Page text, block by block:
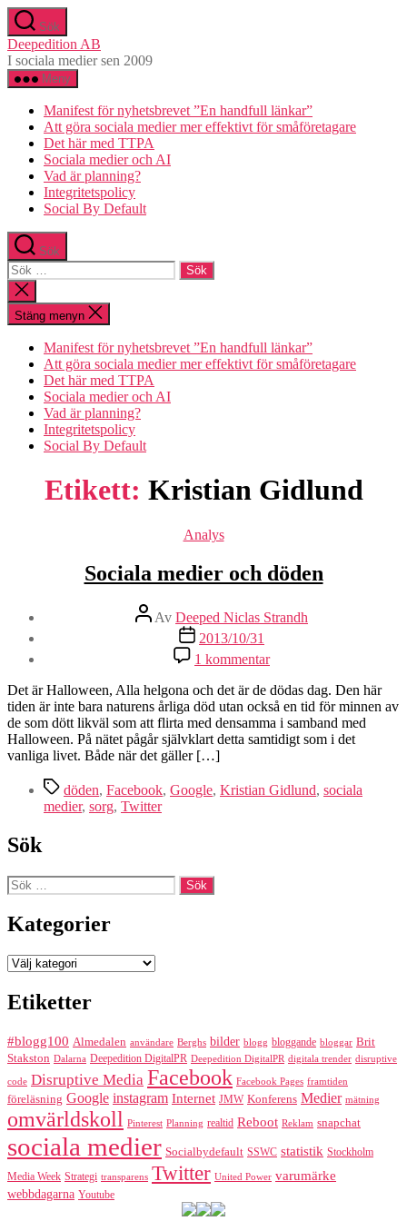
Hoppa
till
innehåll
Sök
Deepedition AB
I sociala medier sen 2009
Meny
Manifest för nyhetsbrevet ”En handfull länkar”
Att göra sociala medier mer effektivt för småföretagare
Det här med TTPA
Sociala medier och AI
Vad är planning?
Integritetspolicy
Social By Default
Sök
Sök
efter:
Stäng
sökningen
Stäng menyn
Manifest för nyhetsbrevet ”En handfull länkar”
Att göra sociala medier mer effektivt för småföretagare
Det här med TTPA
Sociala medier och AI
Vad är planning?
Integritetspolicy
Social By Default
Etikett: Kristian Gidlund
Kategorier
Analys
Sociala medier och döden
Inläggsförfattare
Av Deeped Niclas Strandh
Inläggsdatum
2013/10/31
1 kommentartill
Sociala
medier
och
döden
Det är Halloween, Alla helgona och det är de dödas dag. Den här
tiden är inte bara naturens årliga död utan också en tid för minnen av
de som dött likväl som att flirta med densamma i samband med
Halloween. På nätet pågår självklart detta samtidigt som i det
vanliga livet. Både när det gäller […]
Etiketter
döden, Facebook, Google, Kristian Gidlund, sociala
medier, sorg, Twitter
Sök
Sök
efter:
Kategorier
Kategorier
Etiketter
#blogg100 Almedalen användare Berghs bilder blogg bloggande bloggar Brit
Stakston Dalarna Deepedition DigitalPR Deepedition DigitalPR digitala trender disruptive
code Disruptive Media Facebook Facebook Pages framtiden
föreläsning Google instagram Internet JMW Konferens Medier mätning
omvärldskoll Pinterest Planning realtid Reboot Reklam snapchat
sociala medier Socialbydefault SSWC statistik Stockholm
Media Week Strategi transparens Twitter United Power varumärke
webbdagarna Youtube